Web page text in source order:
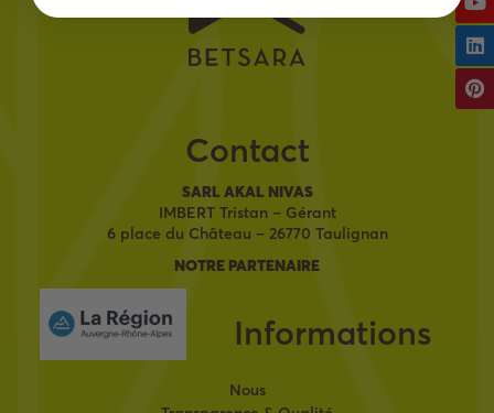
Contact
SARL AKAL NIVAS
IMBERT Tristan – Gérant
6 place du Château – 26770 Taulignan
NOTRE PARTENAIRE
Informations
Nous